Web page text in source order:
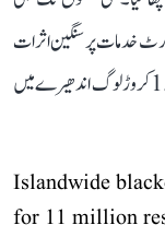
خدمات پر سنگین اثرات
پڑے ہیں۔ پیر کو ملک گیر ’بلیک آؤٹ‘ کے سبب تقریباً 1.1 کروڑ لوگ اندھیرے میں
Islandwide
for 11 million